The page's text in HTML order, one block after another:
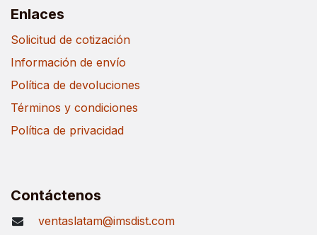
Enlaces
Solicitud de cotización
Información de envío
Política de devoluciones
Términos y condiciones
Política de privacidad
Contáctenos
ventaslatam@imsdist.com